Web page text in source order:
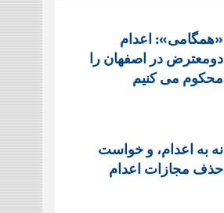
«همگامی»: اعدام
دومعترض در اصفهان را
محکوم می کنیم
نه به اعدام، و خواست
حذف مجازات اعدام